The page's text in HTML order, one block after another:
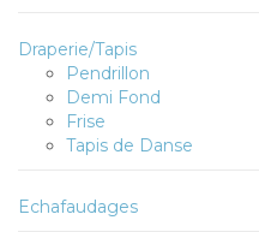
Draperie/Tapis
Pendrillon
Demi Fond
Frise
Tapis de Danse
Echafaudages